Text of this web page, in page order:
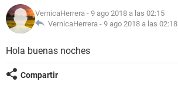
VernicaHerrera - 9 ago 2018 a las 02:15
VernicaHerrera - 9 ago 2018 a las 02:18
Hola buenas noches
Compartir